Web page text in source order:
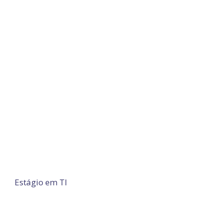
Estágio em TI